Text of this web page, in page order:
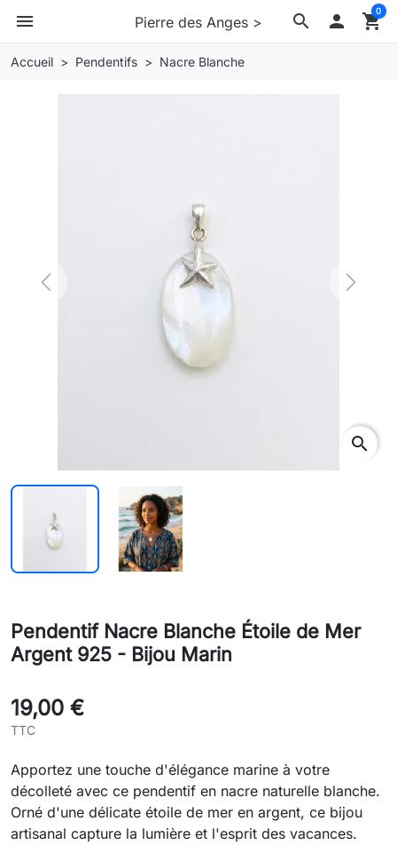
Pierre des Anges > search
menu  shopping_cart
0
Accueil Pendentifs Nacre Blanche
Previous Next
search
Pendentif Nacre Blanche Étoile de Mer
Argent 925 - Bijou Marin
19,00 €
TTC
Apportez une touche d'élégance marine à votre
décolleté avec ce pendentif en nacre naturelle blanche.
Orné d'une délicate étoile de mer en argent, ce bijou
artisanal capture la lumière et l'esprit des vacances.